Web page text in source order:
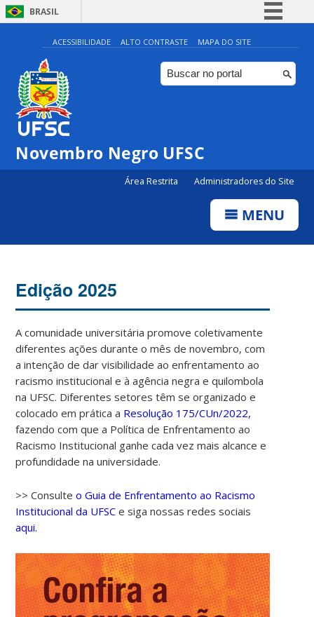
BRASIL
Simplifique!
Comunica BR
Participe
ACESSIBILIDADE ALTO CONTRASTE MAPA DO SITE
Novembro Negro UFSC
Área Restrita Administradores do Site
MENU
Edição 2025
A comunidade universitária promove coletivamente
diferentes ações durante o mês de novembro, com
a intenção de dar visibilidade ao enfrentamento ao
racismo institucional e à agência negra e quilombola
na UFSC. Diferentes setores têm se organizado e
colocado em prática a Resolução 175/CUn/2022,
fazendo com que a Política de Enfrentamento ao
Racismo Institucional ganhe cada vez mais alcance e
profundidade na universidade.
>> Consulteo Guia de Enfrentamento ao Racismo
Institucional da UFSC e siga nossas redes sociais
aqui.